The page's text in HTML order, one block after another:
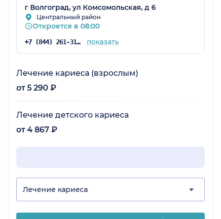
г Волгоград, ул Комсомольская, д 6
Центральный район
Откроется в 08:00
+7 (844) 261-31-28 показать
Лечение кариеса (взрослым)
от 5 290 ₽
Лечение детского кариеса
от 4 867 ₽
Лечение кариеса